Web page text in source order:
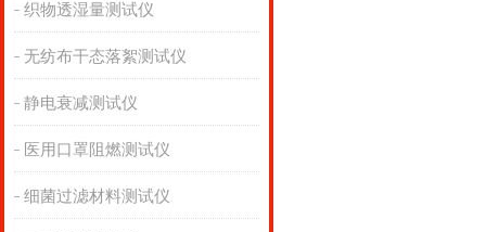
织物透湿量测试仪
无纺布干态落絮测试仪
静电衰减测试仪
医用口罩阻燃测试仪
细菌过滤材料测试仪